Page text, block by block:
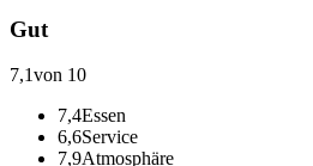
Gut
7,1von 10
7,4Essen
6,6Service
7,9Atmosphäre